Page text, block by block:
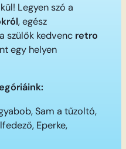
Legyen szó a
, egész
szülők kedvenc retro
egy helyen
Sam a tűzoltó,
Eperke,